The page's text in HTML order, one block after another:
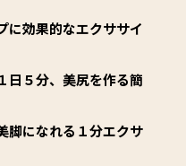
に効果的なエクササイ
日５分、美尻を作る簡
脚になれる１分エクサ